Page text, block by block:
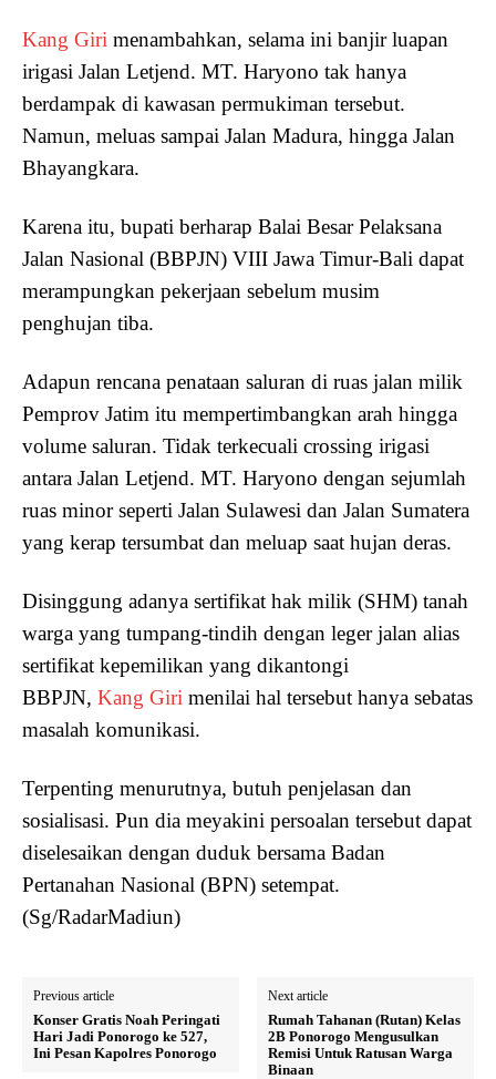
Kang Giri menambahkan, selama ini banjir luapan
irigasi Jalan Letjend. MT. Haryono tak hanya
berdampak di kawasan permukiman tersebut.
Namun, meluas sampai Jalan Madura, hingga Jalan
Bhayangkara.
Karena itu, bupati berharap Balai Besar Pelaksana
Jalan Nasional (BBPJN) VIII Jawa Timur-Bali dapat
merampungkan pekerjaan sebelum musim
penghujan tiba.
Adapun rencana penataan saluran di ruas jalan milik
Pemprov Jatim itu mempertimbangkan arah hingga
volume saluran. Tidak terkecuali crossing irigasi
antara Jalan Letjend. MT. Haryono dengan sejumlah
ruas minor seperti Jalan Sulawesi dan Jalan Sumatera
yang kerap tersumbat dan meluap saat hujan deras.
Disinggung adanya sertifikat hak milik (SHM) tanah
warga yang tumpang-tindih dengan leger jalan alias
sertifikat kepemilikan yang dikantongi
BBPJN, Kang Giri menilai hal tersebut hanya sebatas
masalah komunikasi.
Terpenting menurutnya, butuh penjelasan dan
sosialisasi. Pun dia meyakini persoalan tersebut dapat
diselesaikan dengan duduk bersama Badan
Pertanahan Nasional (BPN) setempat.
(Sg/RadarMadiun)
Previous article
Konser Gratis Noah Peringati
Hari Jadi Ponorogo ke 527,
Ini Pesan Kapolres Ponorogo
Next article
Rumah Tahanan (Rutan) Kelas
2B Ponorogo Mengusulkan
Remisi Untuk Ratusan Warga
Binaan